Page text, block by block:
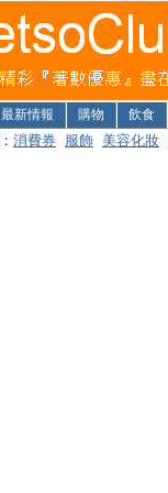
最新情報 購物 飲食
： 消費券 服飾 美容化妝